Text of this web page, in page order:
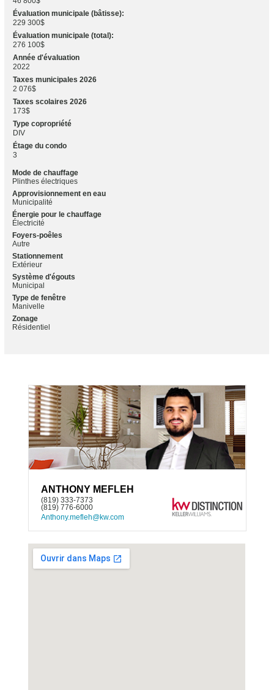
Évaluation municipale (bâtisse):
229 300$
Évaluation municipale (total):
276 100$
Année d'évaluation
2022
Taxes municipales 2026
2 076$
Taxes scolaires 2026
173$
Type copropriété
DIV
Étage du condo
3
Mode de chauffage
Plinthes électriques
Approvisionnement en eau
Municipalité
Énergie pour le chauffage
Électricité
Foyers-poêles
Autre
Stationnement
Extérieur
Système d'égouts
Municipal
Type de fenêtre
Manivelle
Zonage
Résidentiel
ANTHONY MEFLEH
(819) 333-7373
(819) 776-6000
Anthony.mefleh@kw.com